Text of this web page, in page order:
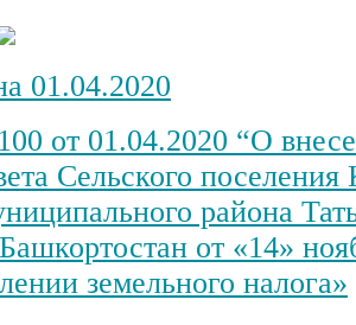
01.04.2020
от 01.04.2020 “О
Сельского поселения
района
от «14»
земельного налога»